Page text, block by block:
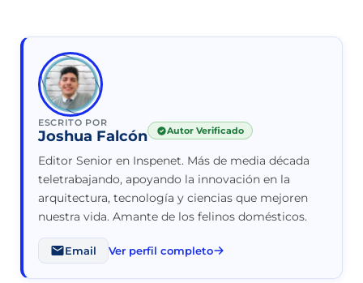
ESCRITO POR
Joshua Falcón Autor Verificado
Editor Senior en Inspenet. Más de media década
teletrabajando, apoyando la innovación en la
arquitectura, tecnología y ciencias que mejoren
nuestra vida. Amante de los felinos domésticos.
Email Ver perfil completo